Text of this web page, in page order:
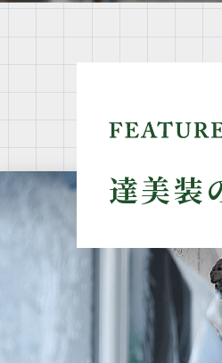
達美装